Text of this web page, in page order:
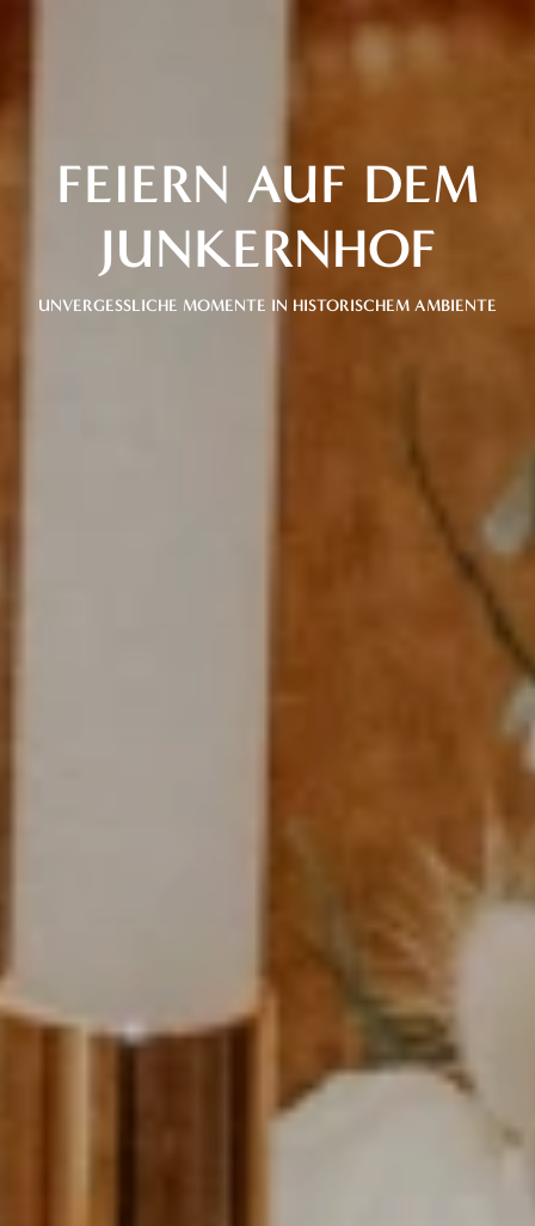
FEIERN AUF DEM
JUNKERNHOF
UNVERGESSLICHE MOMENTE IN HISTORISCHEM AMBIENTE